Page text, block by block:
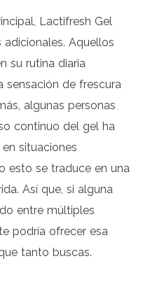
Lactifresh Gel
Aquellos
su rutina diaria
sensación de frescura
algunas personas
continuo del gel ha
situaciones
esto se traduce en una
Así que, si alguna
entre múltiples
podría ofrecer esa
tanto buscas.